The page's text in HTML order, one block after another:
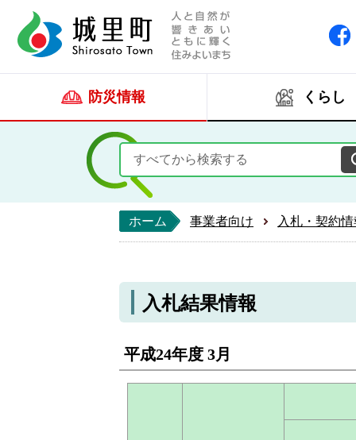
防災情報 くらし
ホーム 事業者向け 入札・契約
入札結果情報
平成24年度 3月